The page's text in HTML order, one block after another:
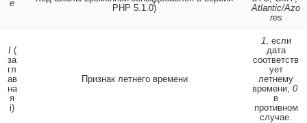
e
PHP 5.1.0)
Atlantic/Azo
res
I (
за
гл
ав
на
я
i)
Признак летнего времени
1, если
дата
соответств
ует
летнему
времени, 0
в
противном
случае.